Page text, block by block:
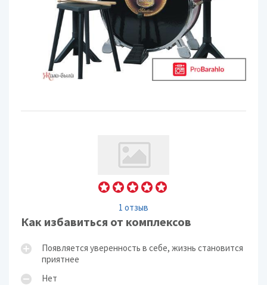
1 отзыв
Как избавиться от комплексов
Появляется уверенность в себе, жизнь становится
приятнее
Нет